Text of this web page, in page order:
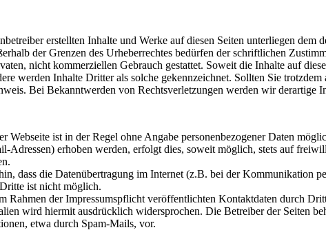
erstellten Inhalte und Werke auf diesen Seiten unterliegen
der Grenzen des Urheberrechtes bedürfen der schriftlichen
nicht kommerziellen Gebrauch gestattet. Soweit die Inhalte auf
werden Inhalte Dritter als solche gekennzeichnet. Sollten Sie
Bei Bekanntwerden von Rechtsverletzungen werden wir derartige
Webseite ist in der Regel ohne Angabe personenbezogener Daten
Adressen) erhoben werden, erfolgt dies, soweit möglich, stets auf
dass die Datenübertragung im Internet (z.B. bei der Kommunikation
ist nicht möglich.
Rahmen der Impressumspflicht veröffentlichten Kontaktdaten durch
wird hiermit ausdrücklich widersprochen. Die Betreiber der Seiten
etwa durch Spam-Mails, vor.